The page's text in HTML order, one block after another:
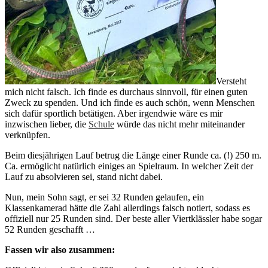
Versteht
mich nicht falsch. Ich finde es durchaus sinnvoll, für einen guten
Zweck zu spenden. Und ich finde es auch schön, wenn Menschen
sich dafür sportlich betätigen. Aber irgendwie wäre es mir
inzwischen lieber, die Schule würde das nicht mehr miteinander
verknüpfen.
Beim diesjährigen Lauf betrug die Länge einer Runde ca. (!) 250 m.
Ca. ermöglicht natürlich einiges an Spielraum. In welcher Zeit der
Lauf zu absolvieren sei, stand nicht dabei.
Nun, mein Sohn sagt, er sei 32 Runden gelaufen, ein
Klassenkamerad hätte die Zahl allerdings falsch notiert, sodass es
offiziell nur 25 Runden sind. Der beste aller Viertklässler habe sogar
52 Runden geschafft …
Fassen wir also zusammen: